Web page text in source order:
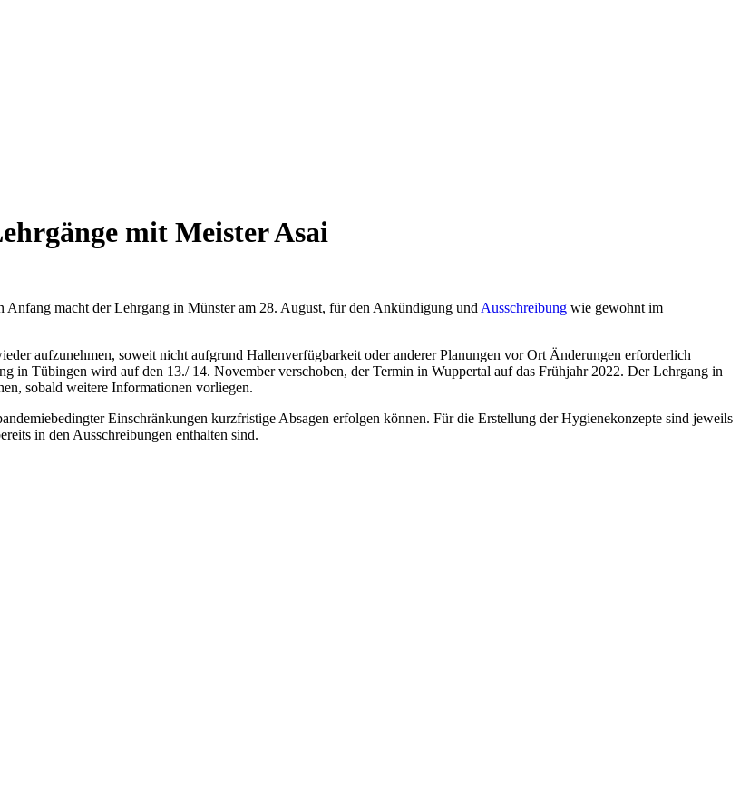
mit Meister Asai
macht der Lehrgang in Münster am 28. August, für den Ankündigung und Ausschreibung wie gewohnt im
aufzunehmen, soweit nicht aufgrund Hallenverfügbarkeit oder anderer Planungen vor Ort Änderungen erforderlich
in Tübingen wird auf den 13./ 14. November verschoben, der Termin in Wuppertal auf das Frühjahr 2022. Der Lehrgang in
sobald weitere Informationen vorliegen.
Einschränkungen kurzfristige Absagen erfolgen können. Für die Erstellung der Hygienekonzepte sind jeweils
in den Ausschreibungen enthalten sind.